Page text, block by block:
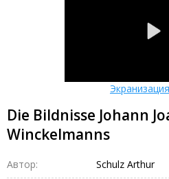
Die Bildnisse Johann
Winckelmanns
Автор: Schulz Arthur